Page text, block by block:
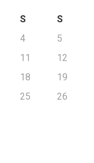
S
S
4
5
11
12
18
19
25
26